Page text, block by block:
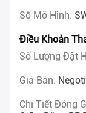
Số Mô Hình:
Điều Khoản
Số Lượng Đặt
Giá Bán:
Chi Tiết Đóng